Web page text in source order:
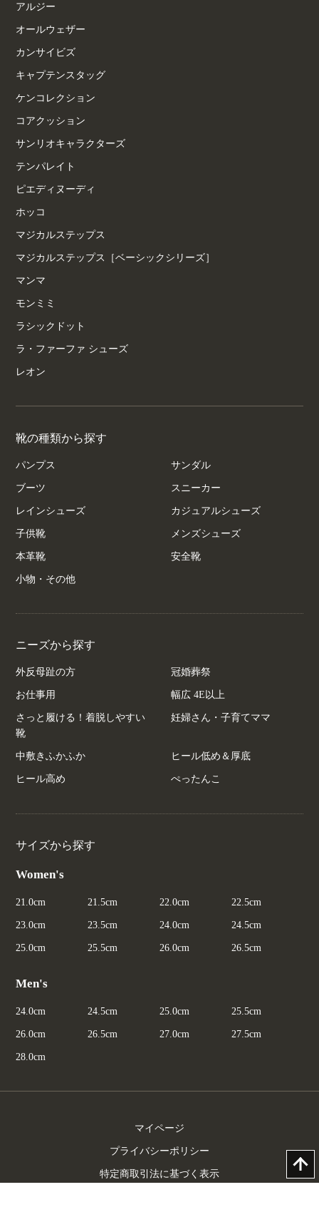
アルジー
オールウェザー
カンサイビズ
キャプテンスタッグ
ケンコレクション
コアクッション
サンリオキャラクターズ
テンパレイト
ピエディヌーディ
ホッコ
マジカルステップス
マジカルステップス［ベーシックシリーズ］
マンマ
モンミミ
ラシックドット
ラ・ファーファ シューズ
レオン
靴の種類から探す
パンプス サンダル
ブーツ スニーカー
レインシューズ カジュアルシューズ
子供靴 メンズシューズ
本革靴 安全靴
小物・その他
ニーズから探す
外反母趾の方 冠婚葬祭
お仕事用 幅広 4E以上
さっと履ける！着脱しやすい
靴
妊婦さん・子育てママ
中敷きふかふか ヒール低め＆厚底
ヒール高め ぺったんこ
サイズから探す
Women's
21.0cm 21.5cm 22.0cm 22.5cm
23.0cm 23.5cm 24.0cm 24.5cm
25.0cm 25.5cm 26.0cm 26.5cm
Men's
24.0cm 24.5cm 25.0cm 25.5cm
26.0cm 26.5cm 27.0cm 27.5cm
28.0cm
マイページ
プライバシーポリシー
特定商取引法に基づく表示